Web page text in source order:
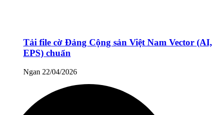
Tải file cờ Đảng Cộng sản Việt Nam Vector (AI,
EPS) chuẩn
Ngan 22/04/2026